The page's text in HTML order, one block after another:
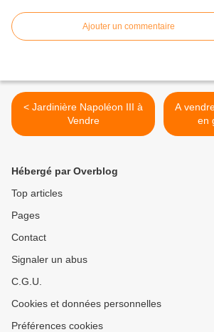
Ajouter un commentaire
< Jardinière Napoléon III à
Vendre
A
Hébergé par Overblog
Top articles
Pages
Contact
Signaler un abus
C.G.U.
Cookies et données personnelles
Préférences cookies